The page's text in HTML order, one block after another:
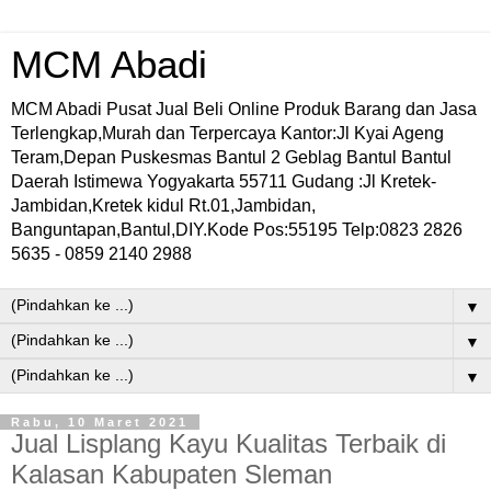
MCM Abadi
MCM Abadi Pusat Jual Beli Online Produk Barang dan Jasa
Terlengkap,Murah dan Terpercaya Kantor:Jl Kyai Ageng
Teram,Depan Puskesmas Bantul 2 Geblag Bantul Bantul
Daerah Istimewa Yogyakarta 55711 Gudang :Jl Kretek-
Jambidan,Kretek kidul Rt.01,Jambidan,
Banguntapan,Bantul,DIY.Kode Pos:55195 Telp:0823 2826
5635 - 0859 2140 2988
▼
▼
▼
Rabu, 10 Maret 2021
Jual Lisplang Kayu Kualitas Terbaik di
Kalasan Kabupaten Sleman